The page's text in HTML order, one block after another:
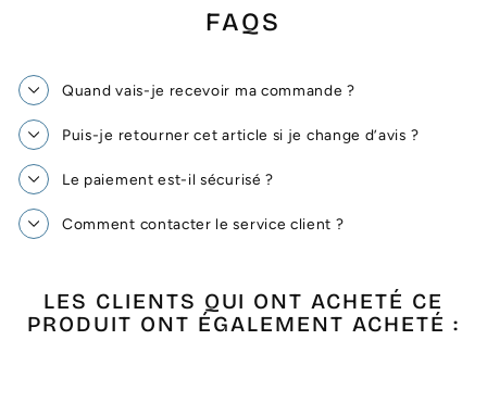
FAQS
Quand vais-je recevoir ma commande ?
Puis-je retourner cet article si je change d’avis ?
Le paiement est-il sécurisé ?
Comment contacter le service client ?
LES CLIENTS QUI ONT ACHETÉ CE
PRODUIT ONT ÉGALEMENT ACHETÉ :